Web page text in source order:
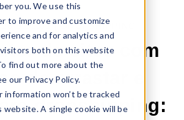
you. We use this
to improve and customize
and for analytics and
both on this website
find out more about the
our Privacy Policy.
information won’t be tracked
A single cookie will be
9:00:01 |DROPSHIPPING
de sites com
de arrastar e
dropshipping: